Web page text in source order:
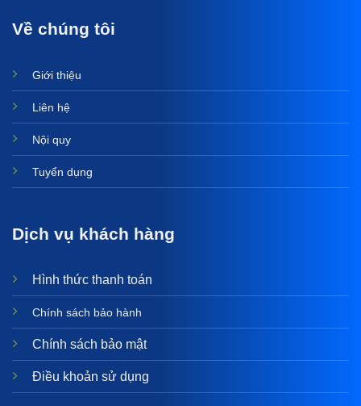
Về chúng tôi
Giới thiệu
Liên hệ
Nội quy
Tuyển dụng
Dịch vụ khách hàng
Hình thức thanh toán
Chính sách bảo hành
Chính sách bảo mật
Điều khoản sử dụng